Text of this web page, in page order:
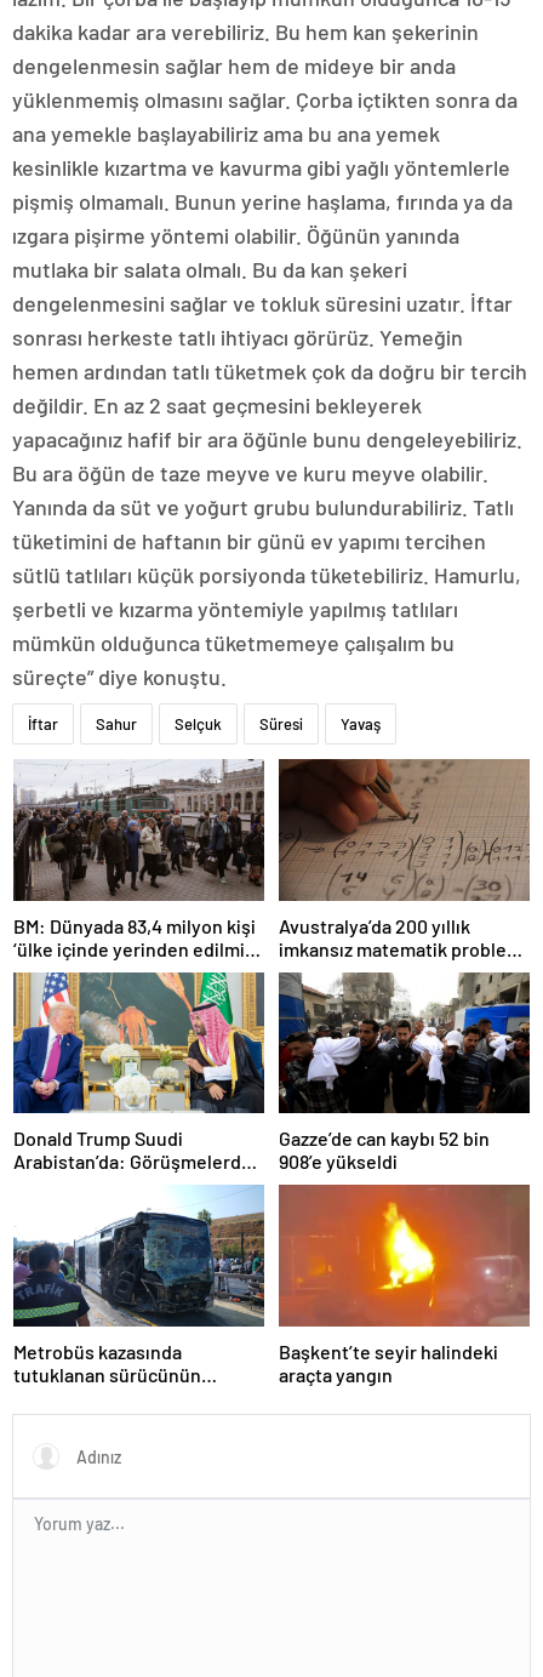
dakika kadar ara verebiliriz. Bu hem kan şekerinin
dengelenmesin sağlar hem de mideye bir anda
yüklenmemiş olmasını sağlar. Çorba içtikten sonra da
ana yemekle başlayabiliriz ama bu ana yemek
kesinlikle kızartma ve kavurma gibi yağlı yöntemlerle
pişmiş olmamalı. Bunun yerine haşlama, fırında ya da
ızgara pişirme yöntemi olabilir. Öğünün yanında
mutlaka bir salata olmalı. Bu da kan şekeri
dengelenmesini sağlar ve tokluk süresini uzatır. İftar
sonrası herkeste tatlı ihtiyacı görürüz. Yemeğin
hemen ardından tatlı tüketmek çok da doğru bir tercih
değildir. En az 2 saat geçmesini bekleyerek
yapacağınız hafif bir ara öğünle bunu dengeleyebiliriz.
Bu ara öğün de taze meyve ve kuru meyve olabilir.
Yanında da süt ve yoğurt grubu bulundurabiliriz. Tatlı
tüketimini de haftanın bir günü ev yapımı tercihen
sütlü tatlıları küçük porsiyonda tüketebiliriz. Hamurlu,
şerbetli ve kızarma yöntemiyle yapılmış tatlıları
mümkün olduğunca tüketmemeye çalışalım bu
süreçte” diye konuştu.
İftar Sahur Selçuk Süresi Yavaş
BM: Dünyada 83,4 milyon kişi
‘ülke içinde yerinden edilmiş’
olarak yaşıyor
Avustralya’da 200 yıllık
imkansız matematik problemi
çözüldü
Donald Trump Suudi
Arabistan’da: Görüşmelerde
Gazze’de can kaybı 52 bin
908’e yükseldi
Metrobüs kazasında
tutuklanan sürücünün
Başkent’te seyir halindeki
araçta yangın